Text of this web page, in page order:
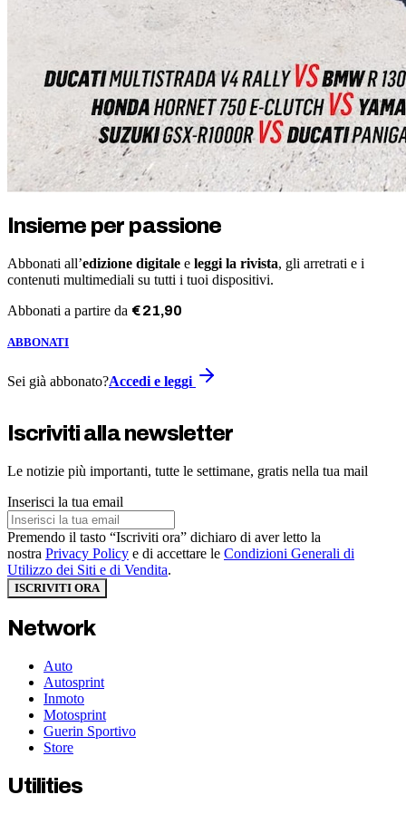
Insieme per passione
Abbonati all’edizione digitale e leggi la rivista, gli arretrati e i
contenuti multimediali su tutti i tuoi dispositivi.
Abbonati a partire da €21,90
ABBONATI
Sei già abbonato?Accedi e leggi
Iscriviti alla newsletter
Le notizie più importanti, tutte le settimane, gratis nella tua mail
Inserisci la tua email
Premendo il tasto “Iscriviti ora” dichiaro di aver letto la
nostra Privacy Policy e di accettare le Condizioni Generali di
Utilizzo dei Siti e di Vendita.
ISCRIVITI ORA
Network
Auto
Autosprint
Inmoto
Motosprint
Guerin Sportivo
Store
Utilities